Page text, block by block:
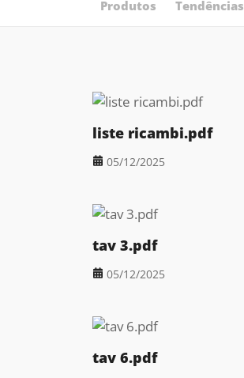
Produtos Tendências
liste ricambi.pdf
05/12/2025
tav 3.pdf
05/12/2025
tav 6.pdf